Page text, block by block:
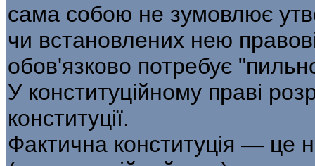
сама собою не зумовлює
чи встановлених нею
обов'язково потребує
У конституційному праві
конституції.
Фактична конституція — це